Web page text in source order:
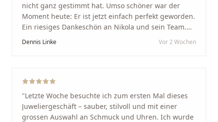
nicht ganz gestimmt hat. Umso schöner war der
Moment heute: Er ist jetzt einfach perfekt geworden.
Ein riesiges Dankeschön an Nikola und sein Team.
Vom ersten Termin an wurden wir jedes Mal
Arbeit und seine Kunden wirklich am Herzen liegen.
Service und echte Herzlichkeit schätzt, ist hier genau
richtig."
Dennis Linke Vor 2 Wochen
"Letzte Woche besuchte ich zum ersten Mal dieses
Juweliergeschäft – sauber, stilvoll und mit einer
grossen Auswahl an Schmuck und Uhren. Ich wurde